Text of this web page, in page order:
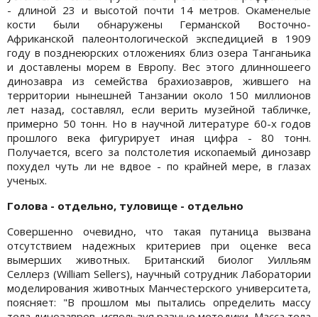
- длиной 23 и высотой почти 14 метров. Окаменелые
кости были обнаружены Германской Восточно-
Африканской палеонтологической экспедицией в 1909
году в позднеюрских отложениях близ озера Танганьика
и доставлены морем в Европу. Вес этого длинношеего
динозавра из семейства брахиозавров, жившего на
территории нынешней Танзании около 150 миллионов
лет назад, составлял, если верить музейной табличке,
примерно 50 тонн. Но в научной литературе 60-х годов
прошлого века фигурирует иная цифра - 80 тонн.
Получается, всего за полстолетия ископаемый динозавр
похудел чуть ли не вдвое - по крайней мере, в глазах
ученых.
Голова - отдельно, туловище - отдельно
Совершенно очевидно, что такая путаница вызвана
отсутствием надежных критериев при оценке веса
вымерших животных. Британский биолог Уилльям
Селлерз (William Sellers), научный сотрудник Лаборатории
моделирования животных Манчестерского университета,
поясняет: "В прошлом мы пытались определить массу